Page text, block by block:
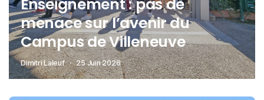
Enseignement : pas de
menace sur l’avenir du
Campus de Villeneuve
Dimitri Laleuf 25 Juin 2026